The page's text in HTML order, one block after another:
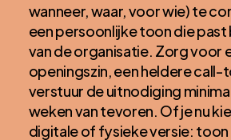
wanneer, waar, voor wie) te
een persoonlijke toon die past
van de organisatie. Zorg voor
openingszin, een heldere
verstuur de uitnodiging
weken van tevoren. Of je nu
digitale of fysieke versie: toon